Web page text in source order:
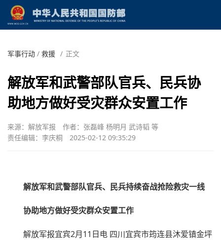
军事行动 / 救援 / 正文
解放军和武警部队官兵、民兵协
助地方做好受灾群众安置工作
来源：解放军报
作者：张磊峰 杨明月 武诗韬 等
责任编辑：李庆桐
2025-02-12 09:35:29
解放军和武警部队官兵、民兵持续奋战抢险救灾一线
协助地方做好受灾群众安置工作
解放军报宜宾2月11日电 四川宜宾市筠连县沐爱镇金坪